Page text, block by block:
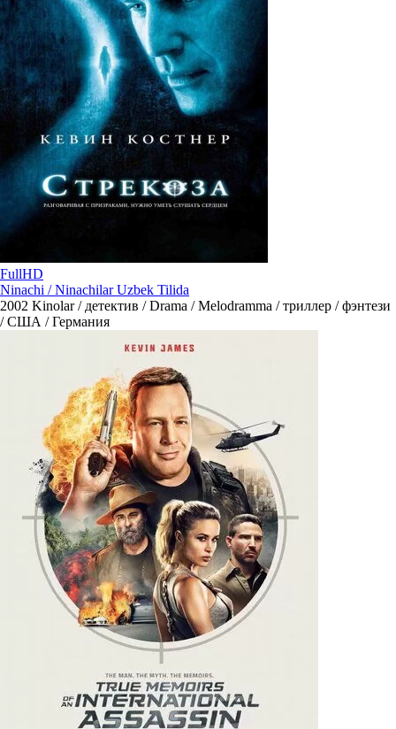
FullHD
Ninachi / Ninachilar Uzbek Tilida
2002 Kinolar / детектив / Drama / Melodramma / триллер / фэнтези
/ США / Германия